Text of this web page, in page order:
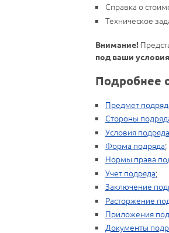
Справка о
Техническое
Внимание!
под ваши условия
Подробнее
Предмет
Стороны
Условия подряда
Форма подряда;
Нормы права
Учет подряда;
Заключение
Расторжение
Приложения
Документы